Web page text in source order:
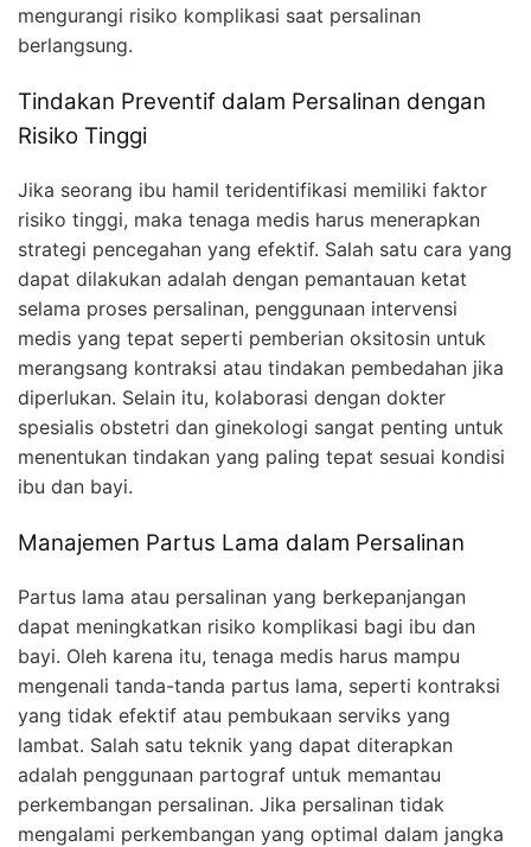
mengurangi risiko komplikasi saat persalinan
berlangsung.
Tindakan Preventif dalam Persalinan dengan
Risiko Tinggi
Jika seorang ibu hamil teridentifikasi memiliki faktor
risiko tinggi, maka tenaga medis harus menerapkan
strategi pencegahan yang efektif. Salah satu cara yang
dapat dilakukan adalah dengan pemantauan ketat
selama proses persalinan, penggunaan intervensi
medis yang tepat seperti pemberian oksitosin untuk
merangsang kontraksi atau tindakan pembedahan jika
diperlukan. Selain itu, kolaborasi dengan dokter
spesialis obstetri dan ginekologi sangat penting untuk
menentukan tindakan yang paling tepat sesuai kondisi
ibu dan bayi.
Manajemen Partus Lama dalam Persalinan
Partus lama atau persalinan yang berkepanjangan
dapat meningkatkan risiko komplikasi bagi ibu dan
bayi. Oleh karena itu, tenaga medis harus mampu
mengenali tanda-tanda partus lama, seperti kontraksi
yang tidak efektif atau pembukaan serviks yang
lambat. Salah satu teknik yang dapat diterapkan
adalah penggunaan partograf untuk memantau
perkembangan persalinan. Jika persalinan tidak
mengalami perkembangan yang optimal dalam jangka